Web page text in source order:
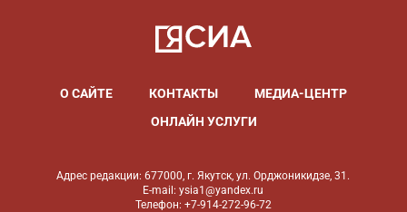
О САЙТЕ КОНТАКТЫ
МЕДИА-ЦЕНТР
ОНЛАЙН УСЛУГИ
Адрес редакции: 677000, г. Якутск, ул. Орджоникидзе, 31.
E-mail: ysia1@yandex.ru
Телефон: +7-914-272-96-72